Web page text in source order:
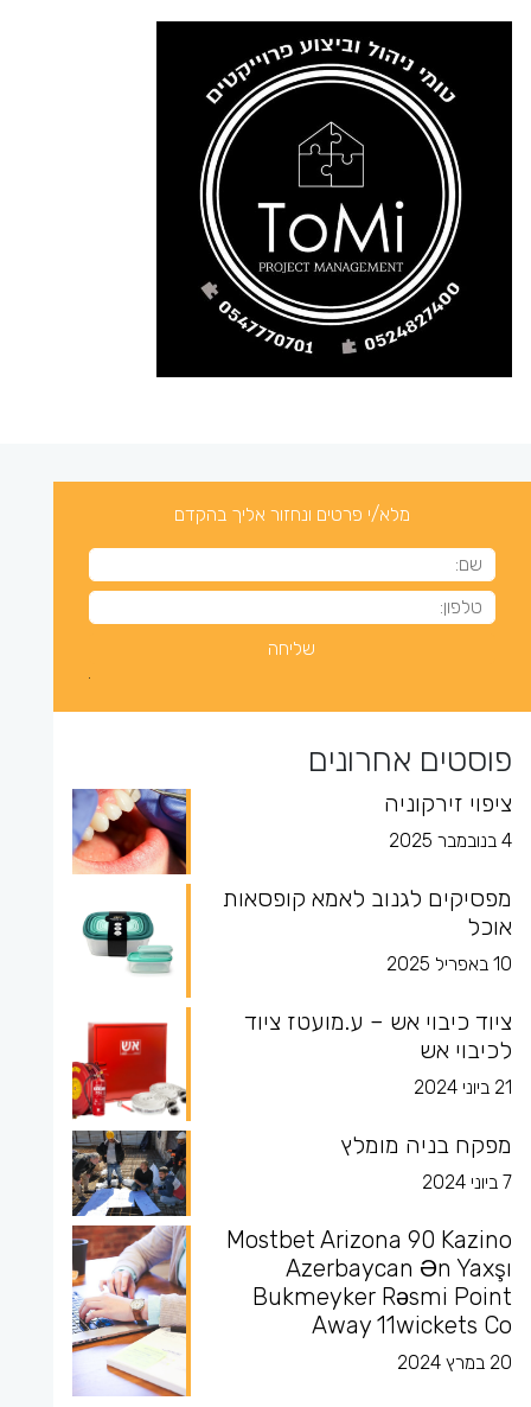
מלא/י פרטים ונחזור אליך בהקדם
פוסטים אחרונים
ציפוי זירקוניה
4 בנובמבר 2025
מפסיקים לגנוב לאמא קופסאות
אוכל
10 באפריל 2025
ציוד כיבוי אש – ע.מועטז ציוד
לכיבוי אש
21 ביוני 2024
מפקח בניה מומלץ
7 ביוני 2024
Mostbet Arizona 90 Kazino
Azerbaycan Ən Yaxşı
Bukmeyker Rəsmi Point
Away 11wickets Co
20 במרץ 2024